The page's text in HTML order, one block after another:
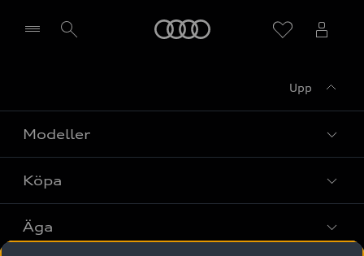
Upp
Modeller
Alla modeller
Elbilar
Köpa
Privaterbjudanden
Äga